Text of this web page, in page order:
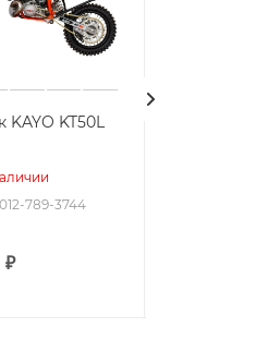
KAYO KT50L
789-3744
₽